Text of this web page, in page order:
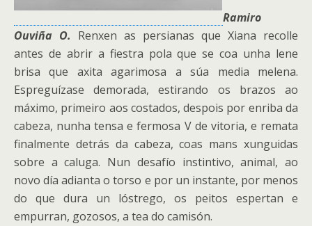
Ramiro
Ouviña O. Renxen as persianas que Xiana recolle
antes de abrir a fiestra pola que se coa unha lene
brisa que axita agarimosa a súa media melena.
Espreguízase demorada, estirando os brazos ao
máximo, primeiro aos costados, despois por enriba da
cabeza, nunha tensa e fermosa V de vitoria, e remata
finalmente detrás da cabeza, coas mans xunguidas
sobre a caluga. Nun desafío instintivo, animal, ao
novo día adianta o torso e por un instante, por menos
do que dura un lóstrego, os peitos espertan e
empurran, gozosos, a tea do camisón.